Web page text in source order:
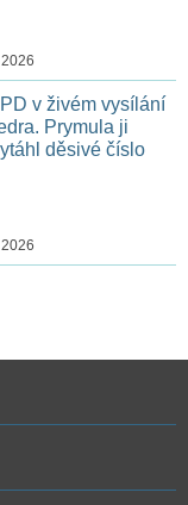
v živém vysílání
Prymula ji
děsivé číslo